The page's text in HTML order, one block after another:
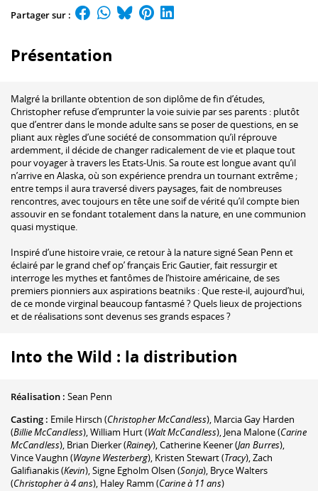
Partager sur :
Présentation
Malgré la brillante obtention de son diplôme de fin d’études,
Christopher refuse d’emprunter la voie suivie par ses parents : plutôt
que d’entrer dans le monde adulte sans se poser de questions, en se
pliant aux règles d’une société de consommation qu’il réprouve
ardemment, il décide de changer radicalement de vie et plaque tout
pour voyager à travers les Etats-Unis. Sa route est longue avant qu’il
n’arrive en Alaska, où son expérience prendra un tournant extrême ;
entre temps il aura traversé divers paysages, fait de nombreuses
rencontres, avec toujours en tête une soif de vérité qu’il compte bien
assouvir en se fondant totalement dans la nature, en une communion
quasi mystique.
Inspiré d’une histoire vraie, ce retour à la nature signé Sean Penn et
éclairé par le grand chef op’ français Eric Gautier, fait ressurgir et
interroge les mythes et fantômes de l’histoire américaine, de ses
premiers pionniers aux aspirations beatniks : Que reste-il, aujourd’hui,
de ce monde virginal beaucoup fantasmé ? Quels lieux de projections
et de réalisations sont devenus ses grands espaces ?
Into the Wild : la distribution
Réalisation : Sean Penn
Casting : Emile Hirsch (Christopher McCandless), Marcia Gay Harden
(Billie McCandless),William Hurt(Walt McCandless), Jena Malone(Carine
McCandless), Brian Dierker(Rainey),Catherine Keener(Jan Burres),
Vince Vaughn (Wayne Westerberg), Kristen Stewart(Tracy),Zach
Galifianakis(Kevin),Signe Egholm Olsen (Sonja), Bryce Walters
(Christopher à 4 ans), Haley Ramm (Carine à 11 ans)